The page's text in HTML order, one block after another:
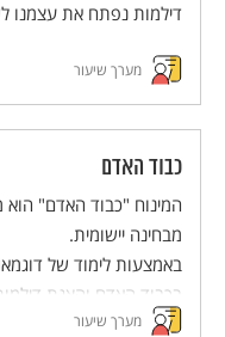
דילמות נפתח את עצמנו
מערך שיעור
כבוד האדם
המינוח "כבוד האדם"
מבחינה יישומית.
באמצעות לימוד של
בכבוד האדם והצגת
הבסיס לזכויות האדם.
מערך שיעור